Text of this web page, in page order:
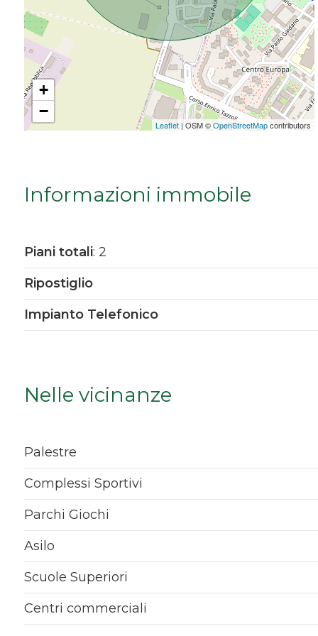
+
−
Leaflet | OSM ©OpenStreetMapcontributors
Informazioni immobile
Piani totali: 2
Ripostiglio
Impianto Telefonico
Nelle vicinanze
Palestre
Complessi Sportivi
Parchi Giochi
Asilo
Scuole Superiori
Centri commerciali
Da € 5.000.000 a € 10.000.000
Oltre € 10.000.000
Totale
Locali
minimi
Qualsiasi
3
4
5
5+